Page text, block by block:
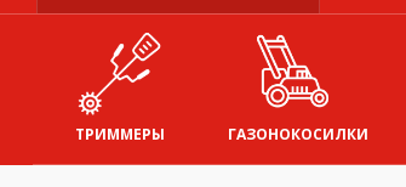
ТРИММЕРЫ ГАЗОНОКОСИЛКИ